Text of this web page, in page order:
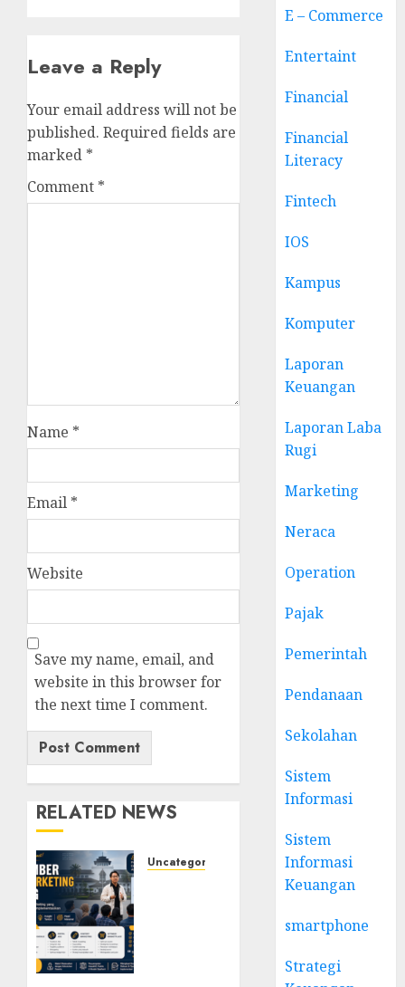
Leave a Reply
Your email address will not be
published. Required fields are
marked *
Comment *
Name *
Email *
Website
Save my name, email, and
website in this browser for
the next time I comment.
RELATED NEWS
Uncategorized
E – Commerce
Entertaint
Financial
Financial
Literacy
Fintech
IOS
Kampus
Komputer
Laporan
Keuangan
Laporan Laba
Rugi
Marketing
Neraca
Operation
Pajak
Pemerintah
Pendanaan
Sekolahan
Sistem
Informasi
Sistem
Informasi
Keuangan
smartphone
Strategi